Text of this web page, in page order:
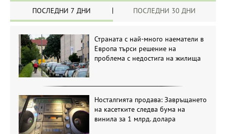
ПОСЛЕДНИ 7 ДНИ ПОСЛЕДНИ 30 ДНИ
Страната с най-много наематели в
Европа търси решение на
проблема с недостига на жилища
Носталгията продава: Завръщането
на касетките следва бума на
винила за 1 млрд. долара